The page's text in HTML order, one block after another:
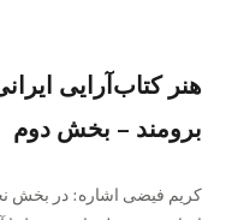
هنر كتاب‌آرايی
برومند – بخش دوم
كريم فيضی اشاره: در بخش